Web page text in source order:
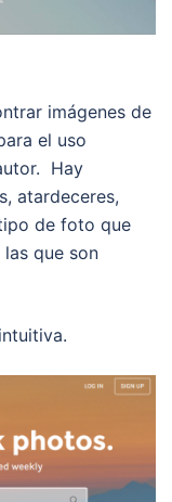
imágenes de
el uso
Hay
atardeceres,
de foto que
que son